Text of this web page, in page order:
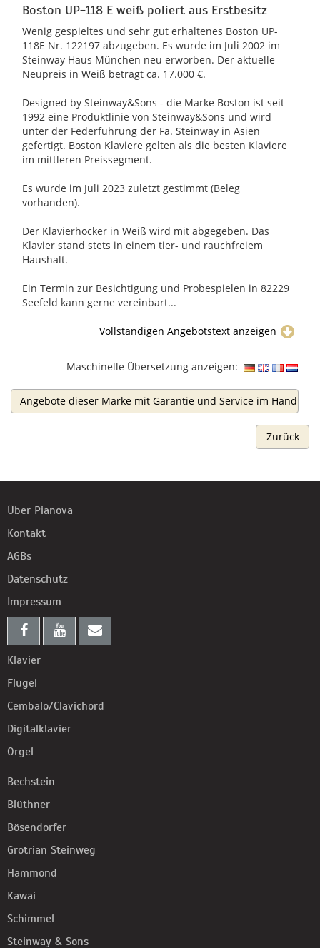
Boston UP-118 E weiß poliert aus Erstbesitz
Wenig gespieltes und sehr gut erhaltenes Boston UP-
118E Nr. 122197 abzugeben. Es wurde im Juli 2002 im
Steinway Haus München neu erworben. Der aktuelle
Neupreis in Weiß beträgt ca. 17.000 €.
Designed by Steinway&Sons - die Marke Boston ist seit
1992 eine Produktlinie von Steinway&Sons und wird
unter der Federführung der Fa. Steinway in Asien
gefertigt. Boston Klaviere gelten als die besten Klaviere
im mittleren Preissegment.
Es wurde im Juli 2023 zuletzt gestimmt (Beleg
vorhanden).
Der Klavierhocker in Weiß wird mit abgegeben. Das
Klavier stand stets in einem tier- und rauchfreiem
Haushalt.
Ein Termin zur Besichtigung und Probespielen in 82229
Seefeld kann gerne vereinbart...
Vollständigen Angebotstext anzeigen
Maschinelle Übersetzung anzeigen:
Angebote dieser Marke mit Garantie und Service im
Zurück
Über Pianova
Kontakt
AGBs
Datenschutz
Impressum
Klavier
Flügel
Cembalo/Clavichord
Digitalklavier
Orgel
Bechstein
Blüthner
Bösendorfer
Grotrian Steinweg
Hammond
Kawai
Schimmel
Steinway & Sons